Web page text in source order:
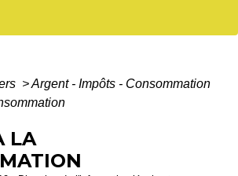
>Argent - Impôts - Consommation
LA